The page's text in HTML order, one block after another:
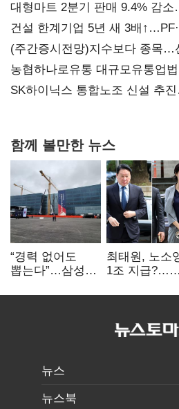
대형마트 2분기 판매 9.4% 감
건설 한계기업 5년 새 3배
확대
(주간증시전망)지수보다 종목…
농협하나로유통 대규모유통업
과징금 4억6200만원 부과
SK하이닉스 통합노조 신설 추
함께 볼만한 뉴스
“경력 없어도
뽑는다”…삼성
반도체 인재
최태원, 노소
1조 지급?…
뉴스
뉴스북